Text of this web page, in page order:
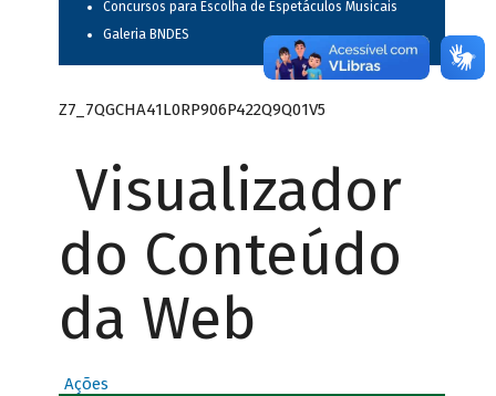
Concursos para Escolha de Espetáculos Musicais
Galeria BNDES
Z7_7QGCHA41L0RP906P422Q9Q01V5
Visualizador
do Conteúdo
da Web
Ações